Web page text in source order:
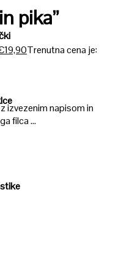
pika”
19,90Trenutna cena je:
izvezenim napisom in
filca …